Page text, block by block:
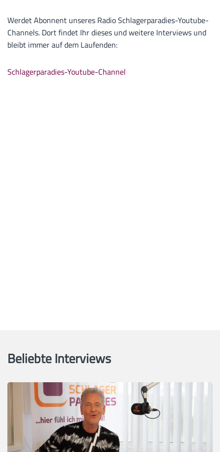
Werdet Abonnent unseres Radio Schlagerparadies-Youtube-
Channels. Dort findet Ihr dieses und weitere Interviews und
bleibt immer auf dem Laufenden:
Schlagerparadies-Youtube-Channel
Beliebte Interviews